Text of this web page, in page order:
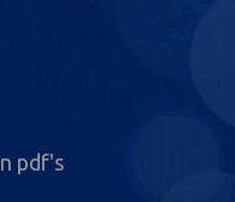
pdf's